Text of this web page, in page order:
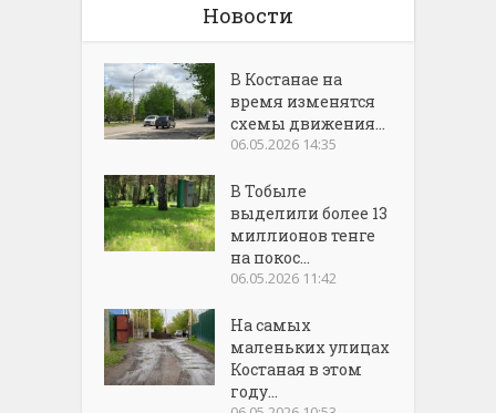
Новости
В Костанае на
время изменятся
схемы движения...
06.05.2026 14:35
В Тобыле
выделили более 13
миллионов тенге
на покос...
06.05.2026 11:42
На самых
маленьких улицах
Костаная в этом
году...